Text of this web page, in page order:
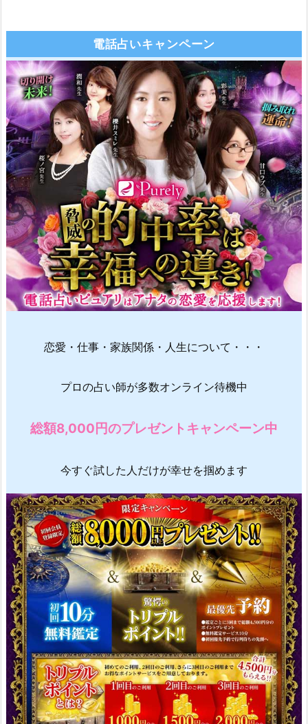
電話占いキャンペーン
恋愛・仕事・家族関係・人生について・・・
プロの占い師が多数オンライン待機中
総額8,000円のプレゼントキャンペーン中
今すぐ試した人だけが幸せを掴めます